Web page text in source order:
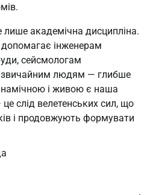
лише академічна дисципліна.
допомагає інженерам
сейсмологам
звичайним людям — глибше
і живою є наша
слід велетенських сил, що
і продовжують формувати